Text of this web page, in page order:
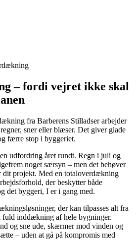
– fordi vejret ikke skal
fra Barberens Stilladser arbejder
sner eller blæser. Det giver glade
færre stop i byggeriet.
udfordring året rundt. Regn i juli og
noget særsyn – men det behøver
projekt. Med en totaloverdækning
der beskytter både
det byggeri, I er i gang med.
der kan tilpasses alt fra
inddækning af hele bygninger.
og sne ude, skærmer mod vinden og
– uden at gå på kompromis med